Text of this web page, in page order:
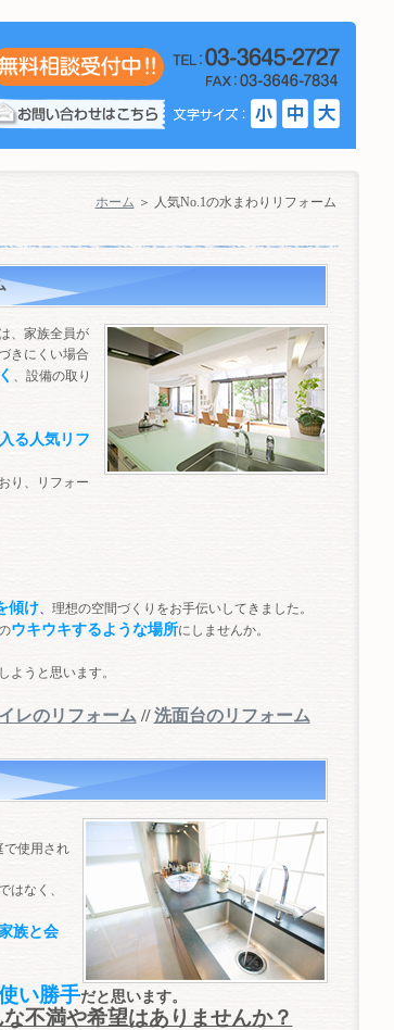
ホーム ＞ 人気No.1の水まわりリフォーム
、家族全員が
きにくい場合
、設備の取り
る人気リフ
り、リフォー
傾け、 理想の空間づくりをお手伝いしてきました。
ウキウキするような場所にしませんか。
ようと思います。
イレのリフォーム //洗面台のリフォーム
で使用され
はなく、
族と会
い勝手だと思います。
不満や希望はありませんか？